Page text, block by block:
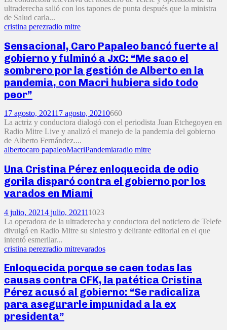
ultraderecha salió con los tapones de punta después que la ministra
de Salud carla...
cristina perezradio mitre
Sensacional, Caro Papaleo bancó fuerte al
gobierno y fulminó a JxC: “Me saco el
sombrero por la gestión de Alberto en la
pandemia, con Macri hubiera sido todo
peor”
17 agosto, 202117 agosto, 20210660
La actriz y conductora dialogó con el periodista Juan Etchegoyen en
Radio Mitre Live y analizó el manejo de la pandemia del gobierno
de Alberto Fernández....
albertocaro papaleoMacriPandemiaradio mitre
Una Cristina Pérez enloquecida de odio
gorila disparó contra el gobierno por los
varados en Miami
4 julio, 20214 julio, 202111023
La operadora de la ultraderecha y conductora del noticiero de Telefe
divulgó en Radio Mitre su siniestro y delirante editorial en el que
intentó esmerilar...
cristina perezradio mitrevarados
Enloquecida porque se caen todas las
causas contra CFK, la patética Cristina
Pérez acusó al gobierno: “Se radicaliza
para asegurarle impunidad a la ex
presidenta”